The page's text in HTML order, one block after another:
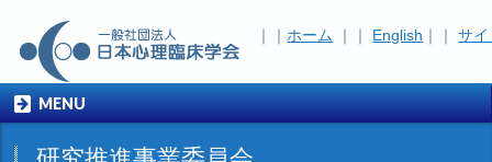
｜｜ ホーム ｜｜ English ｜｜サ
MENU